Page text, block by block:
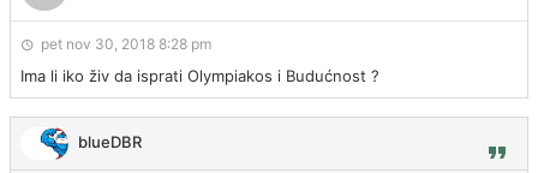
pet nov 30, 2018 8:28 pm
Ima li iko živ da isprati Olympiakos i Budućnost ?
blueDBR